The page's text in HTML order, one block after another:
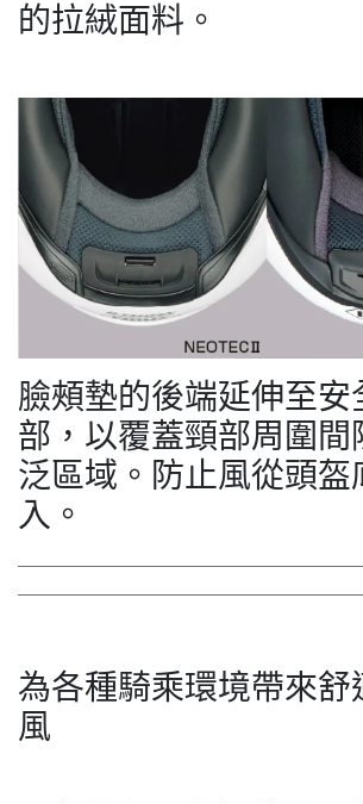
的拉絨面料。
臉頰墊的後端延伸至安
部，以覆蓋頸部周圍間
泛區域。防止風從頭盔
入。
為各種騎乘環境帶來舒
風